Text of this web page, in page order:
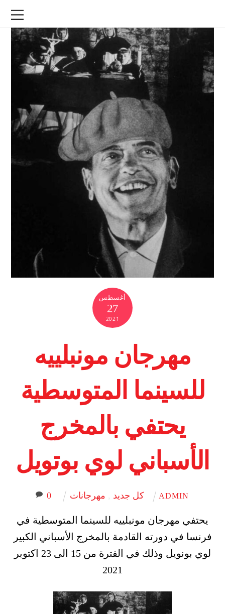
أغسطس
27
2021
مهرجان مونبلييه
للسينما المتوسطية
يحتفي بالمخرج
الأسباني لوي بوتويل
ADMIN كل جديد , مهرجانات 0
يحتفي مهرجان مونبلييه للسينما المتوسطية في
فرنسا في دورته القادمة بالمخرج الأسباني الكبير
لوي بونويل وذلك في الفترة من 15 الى 23 اكتوبر
2021